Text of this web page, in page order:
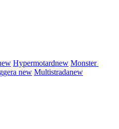
Hypermotardnew Monster
new Multistradanew